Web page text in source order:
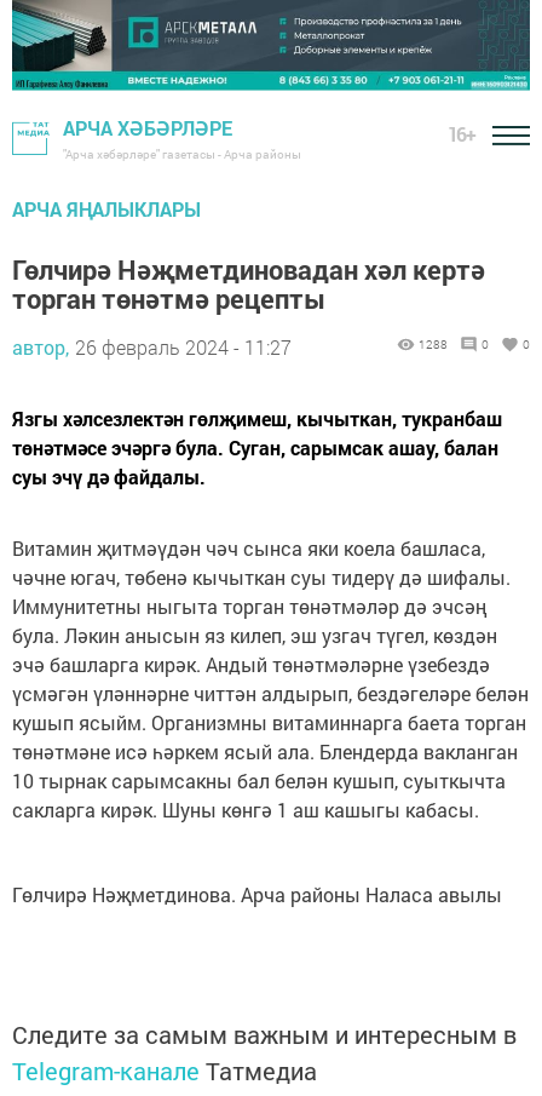
АРЧА ХӘБӘРЛӘРЕ
"Арча хәбәрләре" газетасы - Арча районы
16+
АРЧА ЯҢАЛЫКЛАРЫ
Гөлчирә Нәҗметдиновадан хәл кертә
торган төнәтмә рецепты
автор, 26 февраль 2024 - 11:27 1288 0 0
Язгы хәлсезлектән гөлҗимеш, кычыткан, тукранбаш
төнәтмәсе эчәргә була. Суган, сарымсак ашау, балан
суы эчү дә файдалы.
Витамин җитмәүдән чәч сынса яки коела башласа,
чәчне югач, төбенә кычыткан суы тидерү дә шифалы.
Иммунитетны ныгыта торган төнәтмәләр дә эчсәң
була. Ләкин анысын яз килеп, эш узгач түгел, көздән
эчә башларга кирәк. Андый төнәтмәләрне үзебездә
үсмәгән үләннәрне читтән алдырып, бездәгеләре белән
кушып ясыйм. Организмны витаминнарга баета торган
төнәтмәне исә һәркем ясый ала. Блендерда вакланган
10 тырнак сарымсакны бал белән кушып, суыткычта
сакларга кирәк. Шуны көнгә 1 аш кашыгы кабасы.
Гөлчирә Нәҗметдинова. Арча районы Наласа авылы
Следите за самым важным и интересным в
Telegram-канале Татмедиа